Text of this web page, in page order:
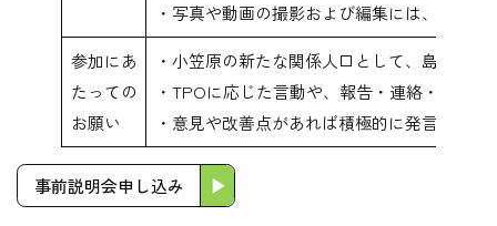
・写真や動画の撮影および編集には、ご自
参加にあ
たっての
お願い
・小笠原の新たな関係人口として、島民と
・TPOに応じた言動や、報告・連絡・相談
・意見や改善点があれば積極的に発言し、
事前説明会申し込み